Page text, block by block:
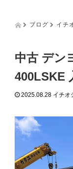
ブログ イチ
中古 デン
400LSKE
2025.08.28 イチオ